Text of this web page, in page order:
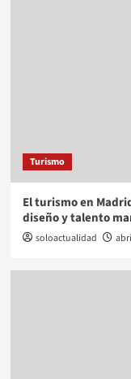
Turismo
El turismo en
diseño y talento
soloactualidad